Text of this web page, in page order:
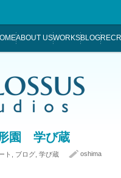
ABOUT USWORKSBLOG
園 学び蔵
ト ブログ 学び蔵 oshima